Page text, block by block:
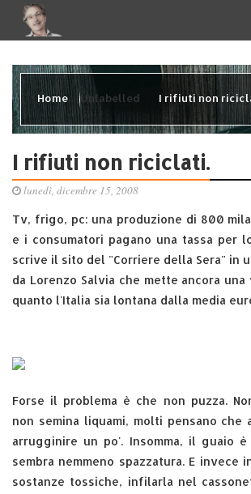
Home Unlabelled I rifiuti non
I rifiuti non riciclati.
lunedì, dicembre 15, 2008
Tv, frigo, pc: una produzione di 800
e i consumatori pagano una tassa per
scrive il sito del "Corriere della Sera" in
da Lorenzo Salvia che mette ancora
quanto l'Italia sia lontana dalla media
Forse il problema è che non puzza.
non semina liquami, molti pensano che
arrugginire un po'. Insomma, il guaio
sembra nemmeno spazzatura. E invece
sostanze tossiche, infilarla nel